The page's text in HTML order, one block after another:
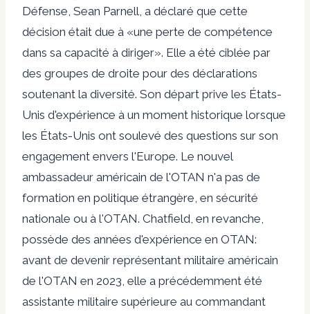
Défense, Sean Parnell, a déclaré que cette
décision était due à «une perte de compétence
dans sa capacité à diriger». Elle a été ciblée par
des groupes de droite pour des déclarations
soutenant la diversité. Son départ prive les États-
Unis d'expérience à un moment historique lorsque
les États-Unis ont soulevé des questions sur son
engagement envers l'Europe. Le nouvel
ambassadeur américain de l'OTAN n'a pas de
formation en politique étrangère, en sécurité
nationale ou à l'OTAN. Chatfield, en revanche,
possède des années d'expérience en OTAN:
avant de devenir représentant militaire américain
de l'OTAN en 2023, elle a précédemment été
assistante militaire supérieure au commandant